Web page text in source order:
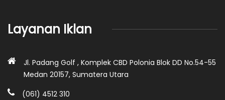
Layanan Iklan
Jl. Padang Golf , Komplek CBD Polonia Blok DD No.54-55
Medan 20157, Sumatera Utara
(061) 4512 310